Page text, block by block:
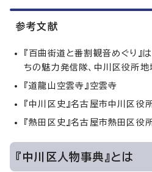
参考文献
『百曲街道と番割観音めぐり』
ちの魅力発信隊、中川区役所
『道龍山空雲寺』空雲寺
『中川区史』名古屋市中川区役
『熱田区史』名古屋市熱田区役
『中川区人物事典』とは